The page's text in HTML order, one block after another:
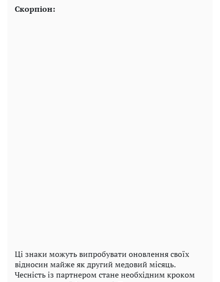
Скорпіон:
Ці знаки можуть випробувати оновлення своїх
відносин майже як другий медовий місяць.
Чесність із партнером стане необхідним кроком